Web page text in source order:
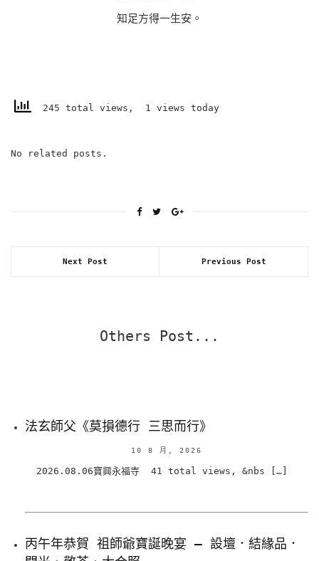
知足方得一生安。
245 total views, 1 views today
No related posts.
Next Post Previous Post
Others Post...
法玄師父《莫損德行 三思而行》
10 8 月, 2026
2026.08.06寶興永福寺 41 total views, &nbs […]
丙午年恭賀 祖師爺寶誕晚宴 – 設壇．結緣品．